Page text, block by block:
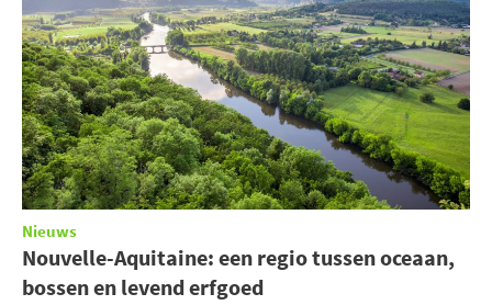
Nieuws
Nouvelle-Aquitaine: een regio tussen oceaan,
bossen en levend erfgoed